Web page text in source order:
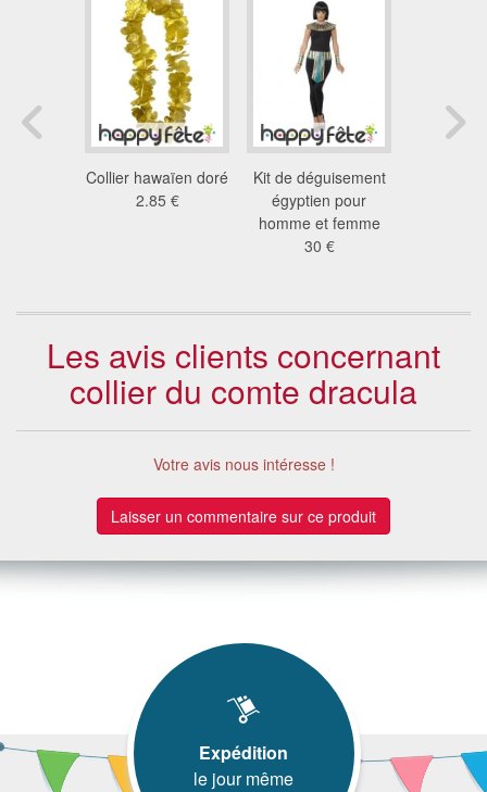
Collier hawaïen doré
2.85 €
Kit de déguisement
égyptien pour
homme et femme
30 €
Les avis clients concernant
collier du comte dracula
Votre avis nous intéresse !
Laisser un commentaire sur ce produit
Expédition
le jour même